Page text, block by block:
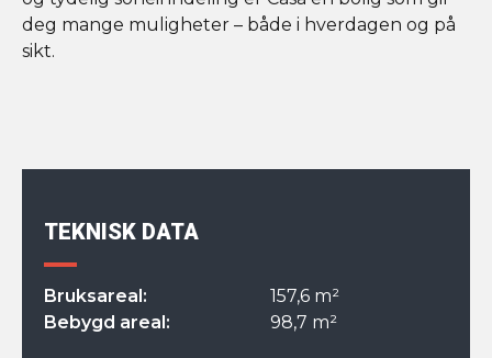
deg mange muligheter – både i hverdagen og på
sikt.
TEKNISK DATA
Bruksareal:
157,6 m²
Bebygd areal:
98,7 m²